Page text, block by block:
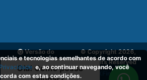
Olá! Como posso
Versão do
Sistema:v_1.1
03.02.2024
© Copyright 2026,
All Rights Reserved
XFind.inc.
e tecnologias semelhantes de acordo com
e, ao continuar navegando, você
com estas condições.